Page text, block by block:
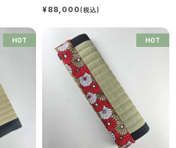
¥88,000(税込)
HOT HOT